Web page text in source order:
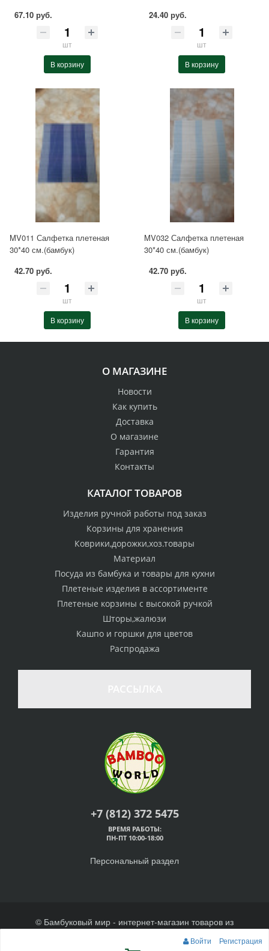
67.10 руб.
шт
В корзину
24.40 руб.
шт
В корзину
MV011 Салфетка плетеная
30*40 см.(бамбук)
42.70 руб.
шт
В корзину
MV032 Салфетка плетеная
30*40 см.(бамбук)
42.70 руб.
шт
В корзину
О МАГАЗИНЕ
Новости
Как купить
Доставка
О магазине
Гарантия
Контакты
КАТАЛОГ ТОВАРОВ
Изделия ручной работы под заказ
Корзины для хранения
Коврики,дорожки,хоз.товары
Материал
Посуда из бамбука и товары для кухни
Плетеные изделия в ассортименте
Плетеные корзины с высокой ручкой
Шторы,жалюзи
Кашпо и горшки для цветов
Распродажа
+7 (812) 372 5475
ВРЕМЯ РАБОТЫ:
ПН-ПТ 10:00-18:00
Персональный раздел
© Бамбуковый мир - интернет-магазин товаров из
Наверх
Войти
Регистрация